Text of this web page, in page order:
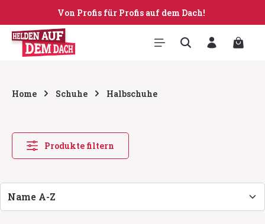
Zum Hauptinhalt springen
Von Profis für Profis auf dem Dach!
Home Schuhe Halbschuhe
Produkte filtern